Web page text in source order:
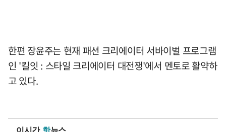
한편 장윤주는 현재 패션 크리에이터 서바이벌 프로그램
인 '킬잇 : 스타일 크리에이터 대전쟁'에서 멘토로 활약하
고 있다.